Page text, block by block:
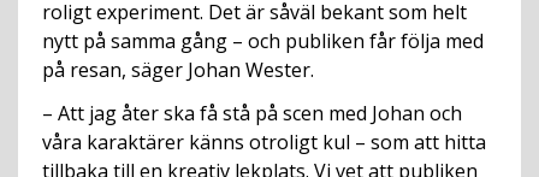
roligt experiment. Det är såväl bekant som helt
nytt på samma gång – och publiken får följa med
på resan, säger Johan Wester.
– Att jag åter ska få stå på scen med Johan och
våra karaktärer känns otroligt kul – som att hitta
tillbaka till en kreativ lekplats. Vi vet att publiken